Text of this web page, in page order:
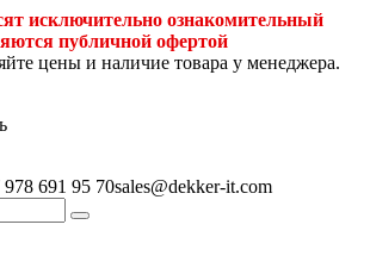
исключительно ознакомительный
публичной офертой
цены и наличие товара у менеджера.
978 691 95 70sales@dekker-it.com